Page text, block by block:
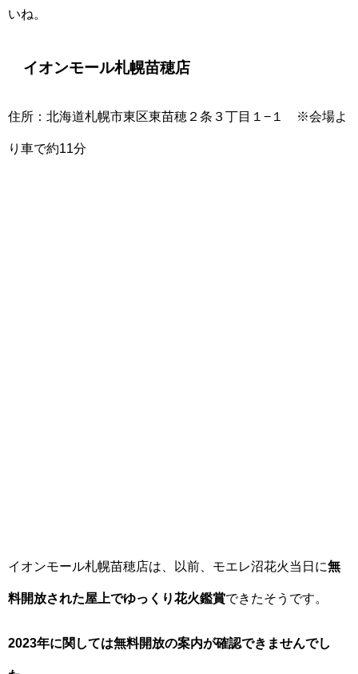
いね。
イオンモール札幌苗穂店
住所：北海道札幌市東区東苗穂２条３丁目１−１ ※会場よ
り車で約11分
イオンモール札幌苗穂店は、以前、モエレ沼花火当日に無
料開放された屋上でゆっくり花火鑑賞できたそうです。
2023年に関しては無料開放の案内が確認できませんでし